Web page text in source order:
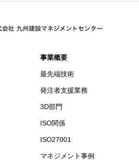
事業概要
最先端技術
発注者支援業務
3D部門
ISO関係
ISO27001
マネジメント事例